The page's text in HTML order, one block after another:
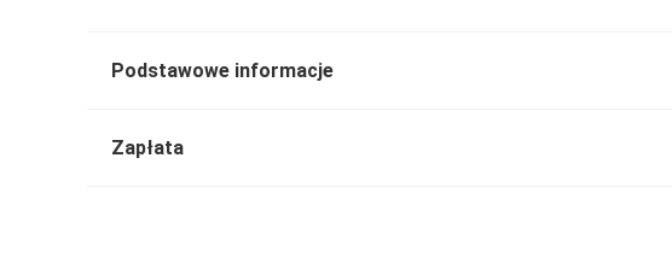
Podstawowe informacje
Zapłata